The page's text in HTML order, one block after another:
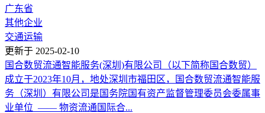
广东省
其他企业
交通运输
更新于 2025-02-10
国合数贸流通智能服务(深圳)有限公司（以下简称国合数贸）
成立于2023年10月，地处深圳市福田区，国合数贸流通智能服
务（深圳）有限公司是国务院国有资产监督管理委员会委属事
业单位 —— 物资流通国际合...